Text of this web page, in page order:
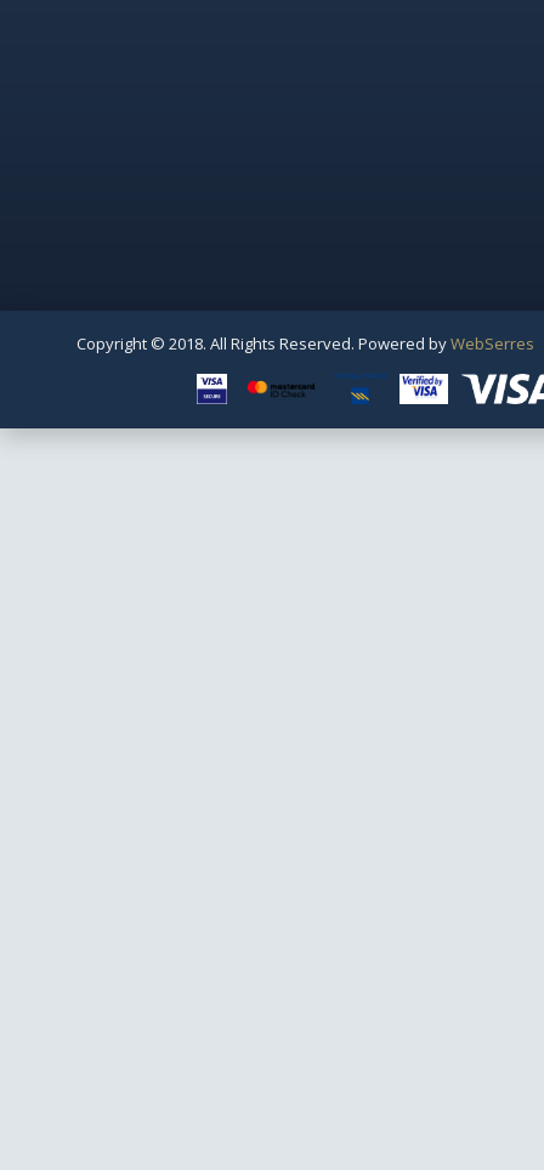
Copyright © 2018. All Rights Reserved. Powered byWebSerres